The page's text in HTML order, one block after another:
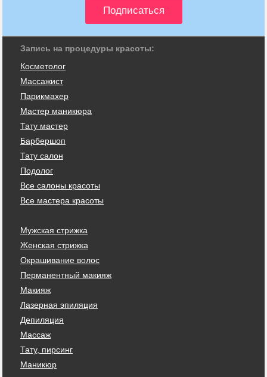
Запись на процедуры красоты:
Косметолог
Массажист
Парикмахер
Мастер маникюра
Тату мастер
Барбершоп
Тату салон
Подолог
Все салоны красоты
Все мастера красоты
Мужская стрижка
Женская стрижка
Окрашивание волос
Перманентный макияж
Макияж
Лазерная эпиляция
Депиляция
Массаж
Тату, пирсинг
Маникюр